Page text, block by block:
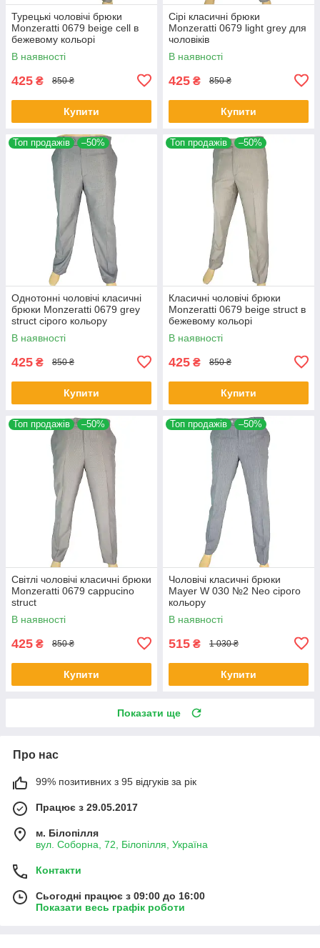
Турецькі чоловічі брюки
Monzeratti 0679 beige cell в
бежевому кольорі
В наявності
425 ₴ 850 ₴
Купити
Сірі класичні брюки
Monzeratti 0679 light grey для
чоловіків
В наявності
425 ₴ 850 ₴
Купити
Топ продажів –50%
Однотонні чоловічі класичні
брюки Monzeratti 0679 grey
struct сірого кольору
В наявності
425 ₴ 850 ₴
Купити
Топ продажів –50%
Класичні чоловічі брюки
Monzeratti 0679 beige struct в
бежевому кольорі
В наявності
425 ₴ 850 ₴
Купити
Топ продажів –50%
Світлі чоловічі класичні брюки
Monzeratti 0679 cappucino
struct
В наявності
425 ₴ 850 ₴
Купити
Топ продажів –50%
Чоловічі класичні брюки
Mayer W 030 №2 Neo сірого
кольору
В наявності
515 ₴ 1 030 ₴
Купити
Показати ще
Про нас
99% позитивних з 95 відгуків за рік
Працює з 29.05.2017
м. Білопілля
вул. Соборна, 72, Білопілля, Україна
Контакти
Сьогодні працює з 09:00 до 16:00
Показати весь графік роботи